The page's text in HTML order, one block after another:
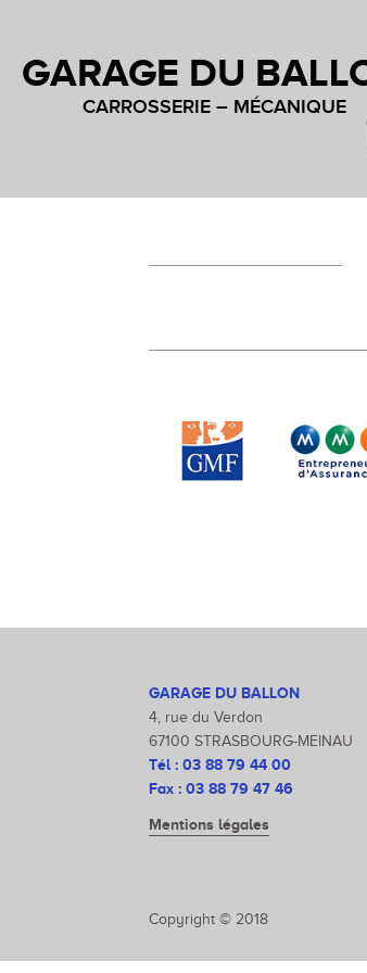
GARAGE DU
CARROSSERIE – MÉCANIQUE
GARAGE DU BALLON
4, rue du Verdon
67100 STRASBOURG-MEINAU
Tél : 03 88 79 44 00
Fax : 03 88 79 47 46
Mentions légales
Copyright © 2018